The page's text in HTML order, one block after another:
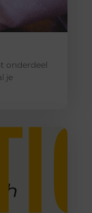
onderdeel
je